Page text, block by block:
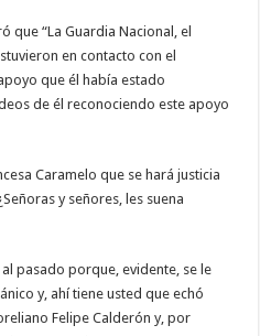
que “La Guardia Nacional, el
en contacto con el
que él había estado
de él reconociendo este apoyo
Caramelo que se hará justicia
y señores, les suena
pasado porque, evidente, se le
y, ahí tiene usted que echó
Felipe Calderón y, por